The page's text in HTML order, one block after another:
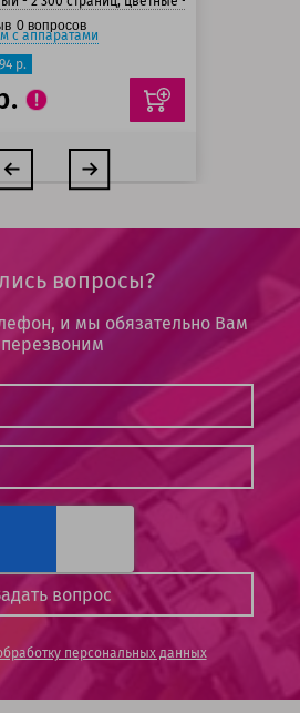
0 вопросов
с аппаратами
р.
вопросы?
и мы обязательно Вам
перезвоним
персональных данных